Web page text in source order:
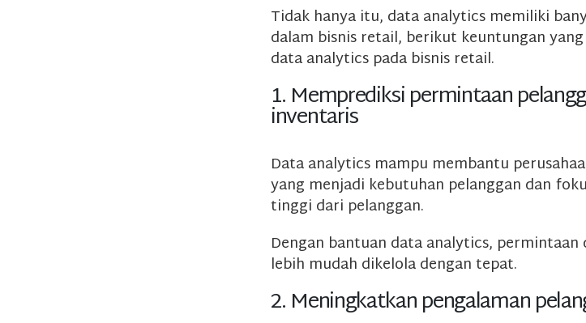
Tidak hanya itu, data analytics memiliki
dalam bisnis retail, berikut keuntungan
data analytics pada bisnis retail.
1. Memprediksi permintaan
inventaris
Data analytics mampu membantu
yang menjadi kebutuhan pelanggan dan
tinggi dari pelanggan.
Dengan bantuan data analytics,
lebih mudah dikelola dengan tepat.
2. Meningkatkan pengalaman